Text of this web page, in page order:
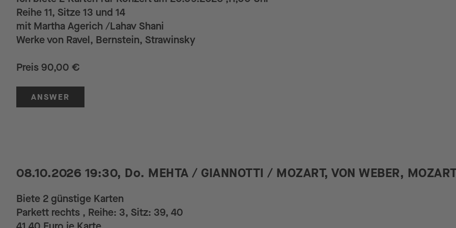
Reihe 11, Sitze 13 und 14
mit Martha Agerich /Lahav Shani
Werke von Ravel, Bernstein, Strawinsky
Preis 90,00 €
ANSWER
08.10.2026 19:30, Do. MEHTA / GIANNOTTI / MOZART, VON WEBER,
Biete 2 günstige Karten
Parkett rechts , Reihe: 3, Sitz: 39, 40